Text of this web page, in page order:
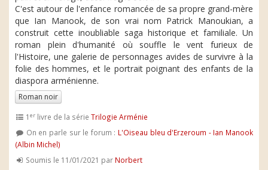
C'est autour de l'enfance romancée de sa propre grand-mère
que Ian Manook, de son vrai nom Patrick Manoukian, a
construit cette inoubliable saga historique et familiale. Un
roman plein d'humanité où souffle le vent furieux de
l'Histoire, une galerie de personnages avides de survivre à la
folie des hommes, et le portrait poignant des enfants de la
diaspora arménienne.
Roman noir
1er livre de la sérieTrilogie Arménie
On en parle sur le forum : L'Oiseau bleu d'Erzeroum - Ian Manook
(Albin Michel)
Soumis le 11/01/2021 par Norbert